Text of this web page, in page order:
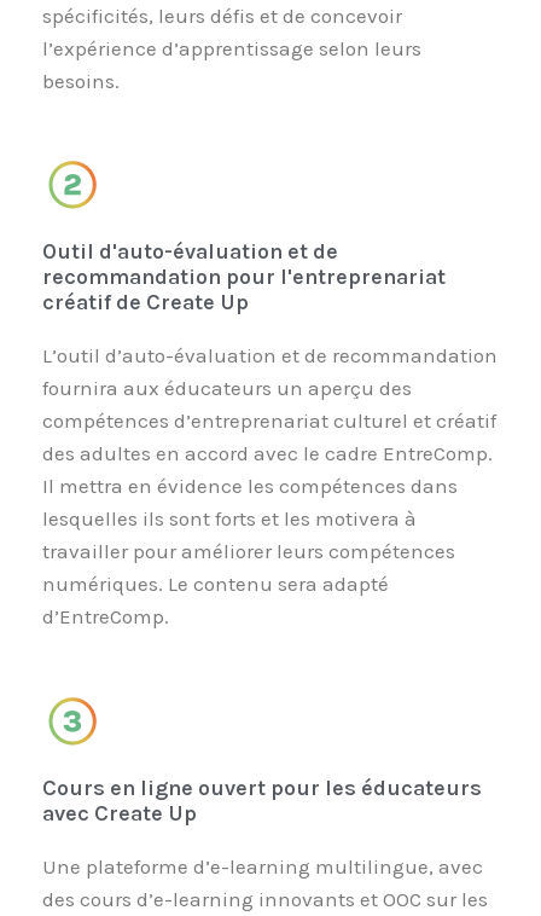
spécificités, leurs défis et de concevoir
l’expérience d’apprentissage selon leurs
besoins.
Outil d'auto-évaluation et de
recommandation pour l'entreprenariat
créatif de Create Up
L’outil d’auto-évaluation et de recommandation
fournira aux éducateurs un aperçu des
compétences d’entreprenariat culturel et créatif
des adultes en accord avec le cadre EntreComp.
Il mettra en évidence les compétences dans
lesquelles ils sont forts et les motivera à
travailler pour améliorer leurs compétences
numériques. Le contenu sera adapté
d’EntreComp.
Cours en ligne ouvert pour les éducateurs
avec Create Up
Une plateforme d’e-learning multilingue, avec
des cours d’e-learning innovants et OOC sur les